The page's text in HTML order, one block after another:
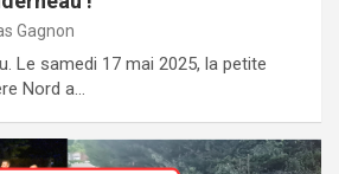
Gagnon
Le samedi 17 mai 2025, la petite
Nord a…